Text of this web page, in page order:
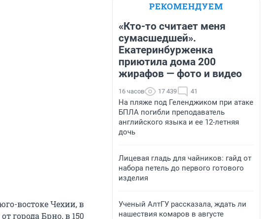
востоке Чехии, в
города Брно, в 150
РЕКОМЕНДУЕМ
«Кто-то считает меня
сумасшедшей».
Екатеринбурженка
приютила дома 200
жирафов — фото и видео
16 часов 17 439 41
На пляже под Геленджиком при атаке
БПЛА погибли преподаватель
английского языка и ее 12-летняя
дочь
Лицевая гладь для чайников: гайд от
набора петель до первого готового
изделия
Ученый АлтГУ рассказала, ждать ли
нашествия комаров в августе